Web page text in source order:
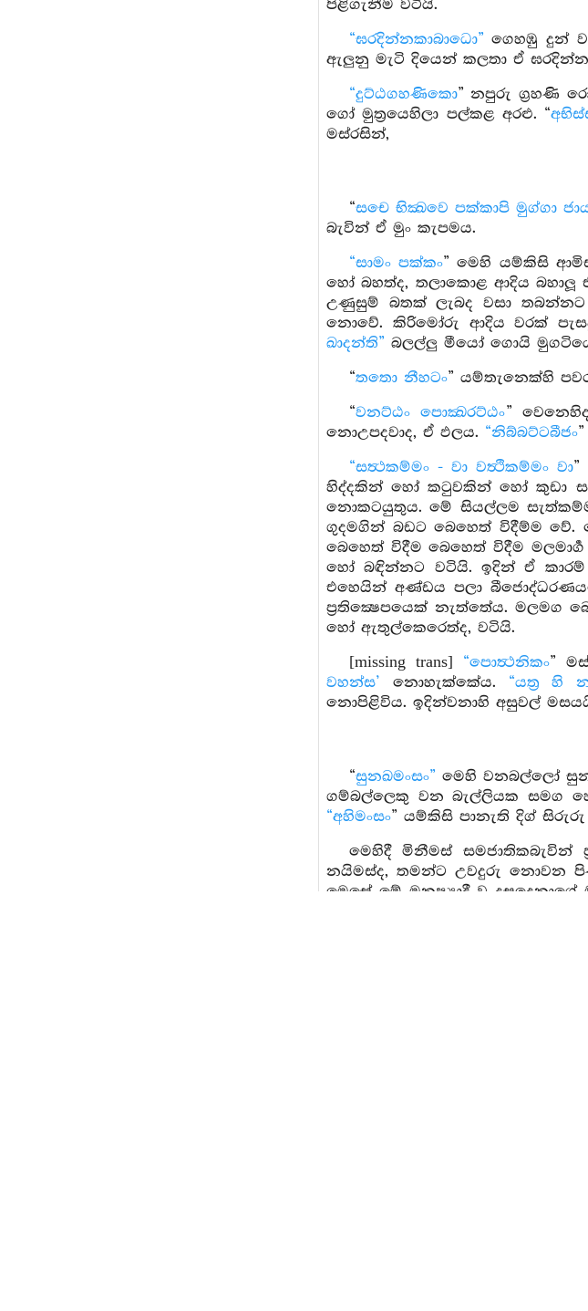
පිළිගැනීම වටියි.
“ඝරදින්නකාබාධො” ගෙහඹු දුන්
ඇලුනු මැටි දියෙන් කලතා ඒ
“දුට්ඨගහණිකො” නපුරු ග්‍රහණි
ගෝ මුත්‍රයෙහිලා පල්කළ අරළු. “
මස්රසින්,
“සචෙ භික්‍ඛවෙ පක්කාපි මුග්ගා
බැවින් ඒ මුං කැපමය.
“සාමං පක්කං” මෙහි යම්කිසි
හෝ බහත්ද, තලාකොළ ආදිය බහාලූ
උණුසුම් බතක් ලැබද වසා
නොවේ. කිරිමෝරු ආදිය වරක්
ඛාදන්ති” බලල්ලු මීයෝ ගොයි
“තතො නීහටං” යම්තැනෙක්හි
“වනට්ඨං පොක්‍ඛරට්ඨං”
නොඋපදවාද, ඒ ඵලය. “නිබ්බට්ටබීජං
“සත්‍ථකම්මං - වා වත්‍ථිකම්මං වා
හිද්දකින් හෝ කටුවකින් හෝ කුඩා
නොකටයුතුය. මේ සියල්ලම
ගුදමගින් බඩට බෙහෙත් විදීම්ම වේ.
බෙහෙත් විදීම බෙහෙත් විදීම
හෝ බඳින්නට වටියි. ඉදින් ඒ
එහෙයින් අණ්ඩය පලා
ප්‍රතික්‍ෂෙපයෙක් නැත්තේය. මලමග
හෝ ඇතුල්කෙරෙත්ද, වටියි.
[missing trans] “පොත්‍ථනිකං”
වහන්ස’ නොහැක්කේය. “යත්‍ර හි
නොපිළිවිය. ඉදින්වනාහි අසුවල්
“සුනඛමංසං” මෙහි වනබල්ලෝ
ගම්බල්ලෙකු වන බැල්ලියක සමග
“අහිමංසං” යම්කිසි පානැති දිග්
මෙහිදී මිනීමස් සමජාතිකබැවින්
නයිමස්ද, තමන්ට උවදුරු නොවන
මෙසේ මේ මනුෂ්‍යාදී වූ